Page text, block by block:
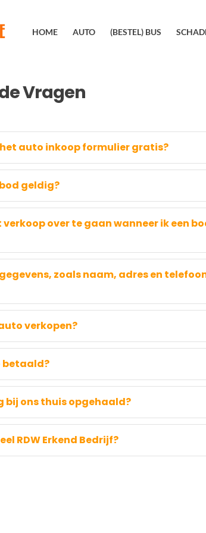
HOME AUTO (BESTEL) BUS
Vragen
auto inkoop formulier gratis?
geldig?
over te gaan wanneer ik een
zoals naam, adres en
verkopen?
betaald?
bij ons thuis opgehaald?
RDW Erkend Bedrijf?